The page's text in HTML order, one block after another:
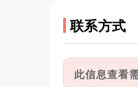
联系方式
此信息查看